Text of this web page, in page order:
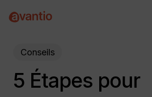
Conseils
5 Étapes pour